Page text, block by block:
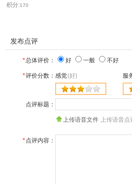
积分:170
发布点评
*总体评价： 好 一般 不好
*评价分数： 感觉(好) 服
点评标题：
上传语音文件 上传语音
*点评内容：